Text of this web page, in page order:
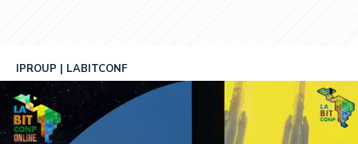
IPROUP LABITCONF